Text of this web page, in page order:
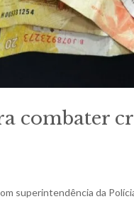
combater
superintendência da